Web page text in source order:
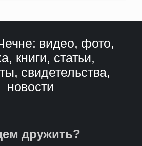
видео, фото,
книги, статьи,
свидетельства,
новости
дружить?